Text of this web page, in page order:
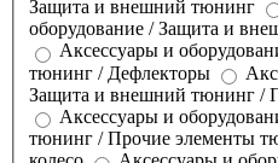
Защита и внешний тюнинг
оборудование / Защита и
Аксессуары и
тюнинг / Дефлекторы
Защита и внешний тюнинг /
Аксессуары и
тюнинг / Прочие элементы